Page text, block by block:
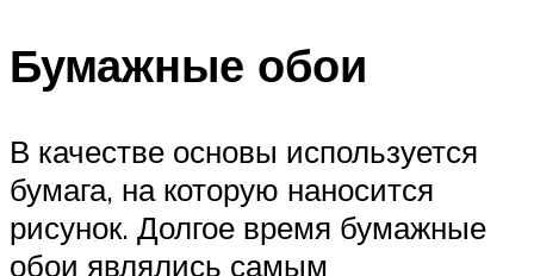
Бумажные обои
В качестве основы используется
бумага, на которую наносится
рисунок. Долгое время бумажные
обои являлись самым